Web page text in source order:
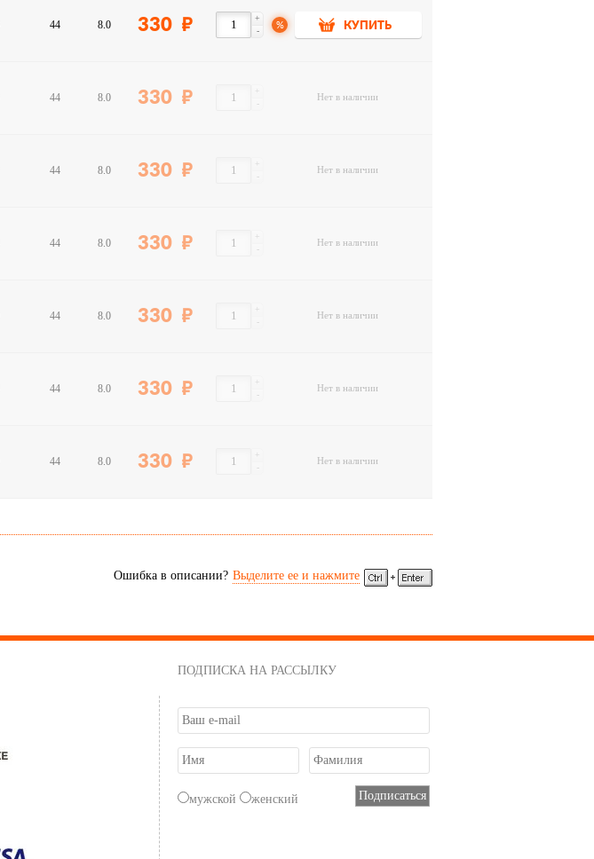
44 8.0 330 -
+
% КУПИТЬ
44 8.0 330 -
+
Нет в наличии
44 8.0 330 -
+
Нет в наличии
44 8.0 330 -
+
Нет в наличии
44 8.0 330 -
+
Нет в наличии
44 8.0 330 -
+
Нет в наличии
44 8.0 330 -
+
Нет в наличии
Ошибка в описании? Выделите ее и нажмите
ПОДПИСКА НА РАССЫЛКУ
мужской женский